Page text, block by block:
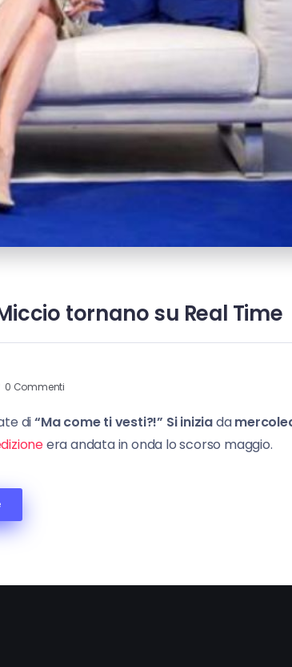
tornano su Real Time
0 Commenti
di“Ma come ti vesti?!” Si iniziada
era andata in onda lo scorso maggio.